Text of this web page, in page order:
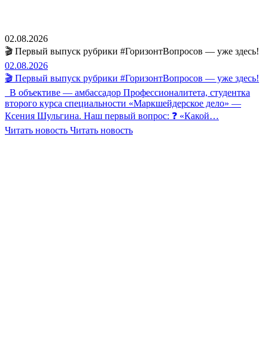
02.08.2026
🎬 Первый выпуск рубрики #ГоризонтВопросов — уже здесь!
02.08.2026
🎬 Первый выпуск рубрики #ГоризонтВопросов — уже здесь!
В объективе — амбассадор Профессионалитета, студентка
второго курса специальности «Маркшейдерское дело» —
Ксения Шульгина. Наш первый вопрос: ❓ «Какой…
Читать новость Читать новость